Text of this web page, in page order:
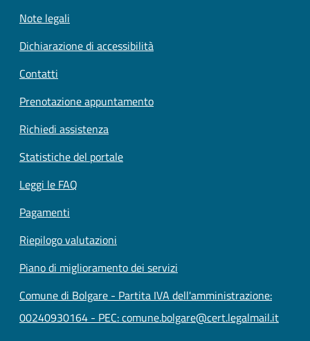
Note legali
Dichiarazione di accessibilità
Contatti
Prenotazione appuntamento
Richiedi assistenza
Statistiche del portale
Leggi le FAQ
Pagamenti
Riepilogo valutazioni
Piano di miglioramento dei servizi
Comune di Bolgare - Partita IVA dell'amministrazione:
00240930164 - PEC: comune.bolgare@cert.legalmail.it